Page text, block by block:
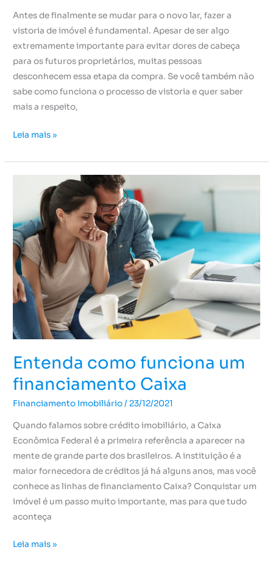
Antes de finalmente se mudar para o novo lar, fazer a
vistoria de imóvel é fundamental. Apesar de ser algo
extremamente importante para evitar dores de cabeça
para os futuros proprietários, muitas pessoas
desconhecem essa etapa da compra. Se você também não
sabe como funciona o processo de vistoria e quer saber
mais a respeito,
Leia mais »
Entenda como funciona um
financiamento Caixa
Financiamento Imobiliário/ 23/12/2021
Quando falamos sobre crédito imobiliário, a Caixa
Econômica Federal é a primeira referência a aparecer na
mente de grande parte dos brasileiros. A instituição é a
maior fornecedora de créditos já há alguns anos, mas você
conhece as linhas de financiamento Caixa? Conquistar um
imóvel é um passo muito importante, mas para que tudo
aconteça
funciona
um
financiamento
Caixa
Leia mais »